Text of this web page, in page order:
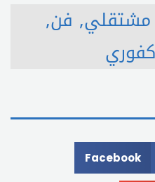
, فن,
Facebook